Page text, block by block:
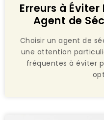
Erreurs à Éviter
Agent de
Choisir un agent de
une attention
fréquentes à éviter